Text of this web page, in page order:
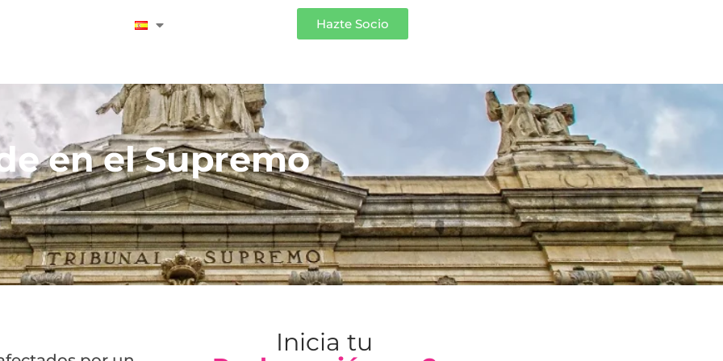
Hazte Socio
en el Supremo
Inicia tu